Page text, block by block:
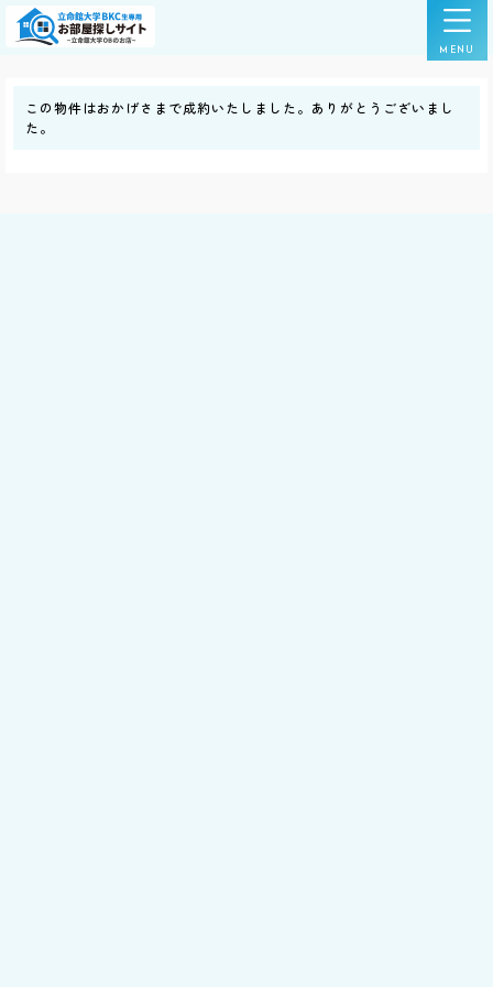
この物件はおかげさまで成約いたしました。ありがとうございまし
た。